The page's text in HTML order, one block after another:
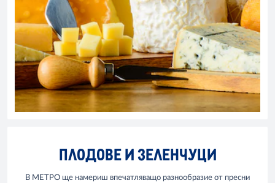
ПЛОДОВЕ И ЗЕЛЕНЧУЦИ
В МЕТРО ще намериш впечатляващо разнообразие от пресни